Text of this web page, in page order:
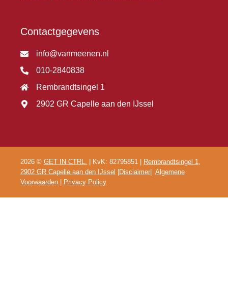
Contactgegevens
info@vanmeenen.nl
010-2840838
Rembrandtsingel 1
2902 GR Capelle aan den IJssel
2026 © GET IN CTRL. | KvK: 82795851 |
Rembrandtsingel 1,
2902 GR Capelle aan den IJssel
Disclaimer
Algemene
Voorwaarden
Privacy Policy